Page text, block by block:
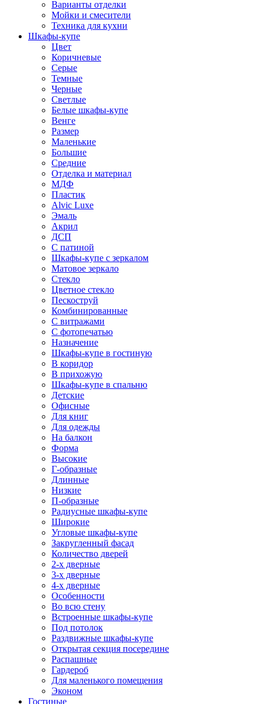
Варианты отделки
Мойки и смесители
Техника для кухни
Шкафы-купе
Цвет
Коричневые
Серые
Темные
Черные
Светлые
Белые шкафы-купе
Венге
Размер
Маленькие
Большие
Средние
Отделка и материал
МДФ
Пластик
Alvic Luxe
Эмаль
Акрил
ДСП
С патиной
Шкафы-купе с зеркалом
Матовое зеркало
Стекло
Цветное стекло
Пескоструй
Комбинированные
С витражами
С фотопечатью
Назначение
Шкафы-купе в гостиную
В коридор
В прихожую
Шкафы-купе в спальню
Детские
Офисные
Для книг
Для одежды
На балкон
Форма
Высокие
Г-образные
Длинные
Низкие
П-образные
Радиусные шкафы-купе
Широкие
Угловые шкафы-купе
Закругленный фасад
Количество дверей
2-х дверные
3-х дверные
4-х дверные
Особенности
Во всю стену
Встроенные шкафы-купе
Под потолок
Раздвижные шкафы-купе
Открытая секция посередине
Распашные
Гардероб
Для маленького помещения
Эконом
Гостиные